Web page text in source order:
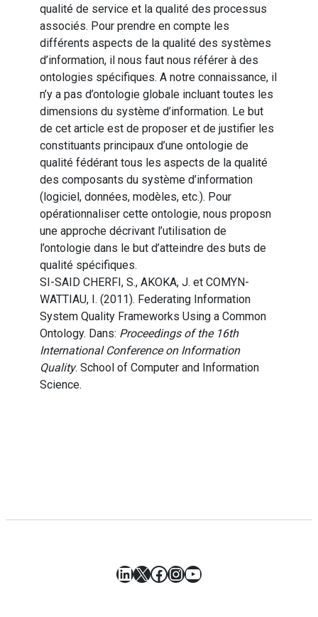
qualité de service et la qualité des processus
associés. Pour prendre en compte les
différents aspects de la qualité des systèmes
d’information, il nous faut nous référer à des
ontologies spécifiques. A notre connaissance, il
n’y a pas d’ontologie globale incluant toutes les
dimensions du système d’information. Le but
de cet article est de proposer et de justifier les
constituants principaux d’une ontologie de
qualité fédérant tous les aspects de la qualité
des composants du système d’information
(logiciel, données, modèles, etc.). Pour
opérationnaliser cette ontologie, nous proposn
une approche décrivant l’utilisation de
l’ontologie dans le but d’atteindre des buts de
qualité spécifiques.
SI-SAID CHERFI, S., AKOKA, J. et COMYN-
WATTIAU, I. (2011). Federating Information
System Quality Frameworks Using a Common
Ontology. Dans: Proceedings of the 16th
International Conference on Information
Quality. School of Computer and Information
Science.
LinkedIn
X Facebook
Instagram
YouTube